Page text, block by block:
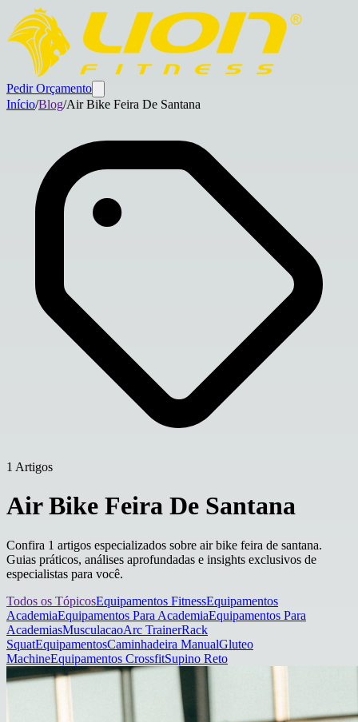
Pedir Orçamento
Início/Blog/Air Bike Feira De Santana
1 Artigos
Air Bike Feira De Santana
Confira 1 artigos especializados sobre air bike feira de santana.
Guias práticos, análises aprofundadas e insights exclusivos de
especialistas para você.
Todos os TópicosEquipamentos FitnessEquipamentos
AcademiaEquipamentos Para AcademiaEquipamentos Para
AcademiasMusculacaoArc TrainerRack
SquatEquipamentosCaminhadeira ManualGluteo
MachineEquipamentos CrossfitSupino Reto